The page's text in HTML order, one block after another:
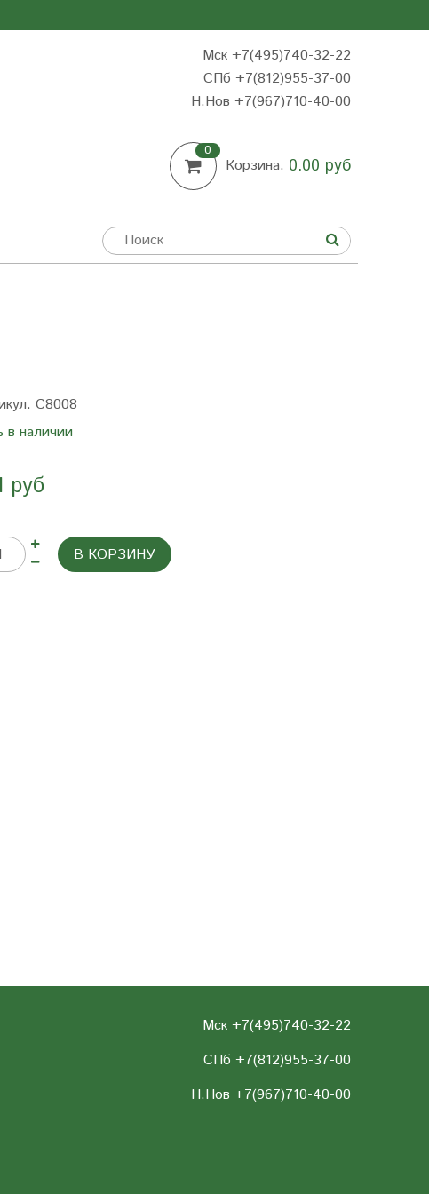
Мск +7(495)740-32-22
СПб +7(812)955-37-00
Н.Нов +7(967)710-40-00
0
Корзина: 0.00 руб
C8008
в наличии
руб
В КОРЗИНУ
Мск +7(495)740-32-22
СПб +7(812)955-37-00
Н.Нов +7(967)710-40-00